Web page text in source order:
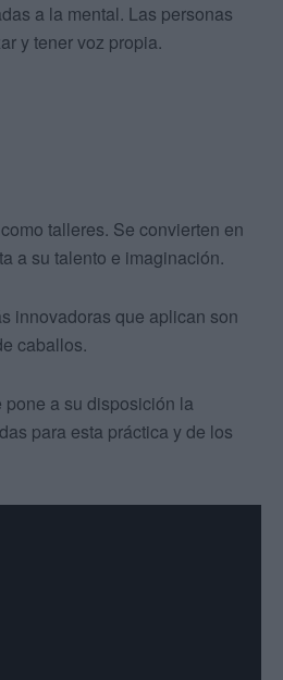
a la mental. Las personas
y tener voz propia.
talleres. Se convierten en
a su talento e imaginación.
innovadoras que aplican son
caballos.
a su disposición la
para esta práctica y de los